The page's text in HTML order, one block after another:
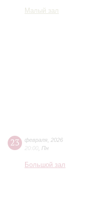
Малый зал
23 февраля 2026
20:00 Пн
Большой зал